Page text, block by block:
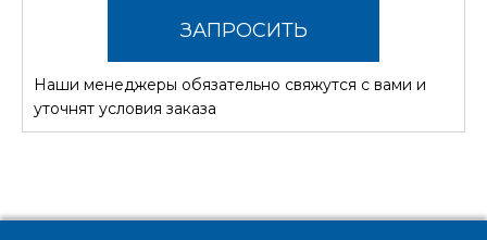
ЗАПРОСИТЬ
СТОИМОСТЬ
Наши менеджеры обязательно свяжутся с вами и
уточнят условия заказа